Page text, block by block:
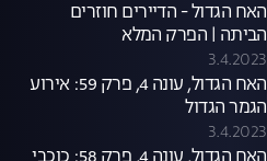
האח הגדול - הדיירים חוזרים
הביתה | הפרק המלא
3.4.2023
האח הגדול, עונה 4, פרק 59: אירוע
הגמר הגדול
3.4.2023